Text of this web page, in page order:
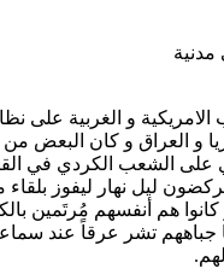
و كان البعض من
يركضون ليل نهار ليفوز
هم أنفسهم مُرتَمين
جباههم تشر عرقاً عند